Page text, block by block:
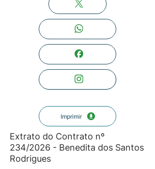
Imprimir
Extrato do Contrato nº
234/2026 - Benedita dos Santos
Rodrigues